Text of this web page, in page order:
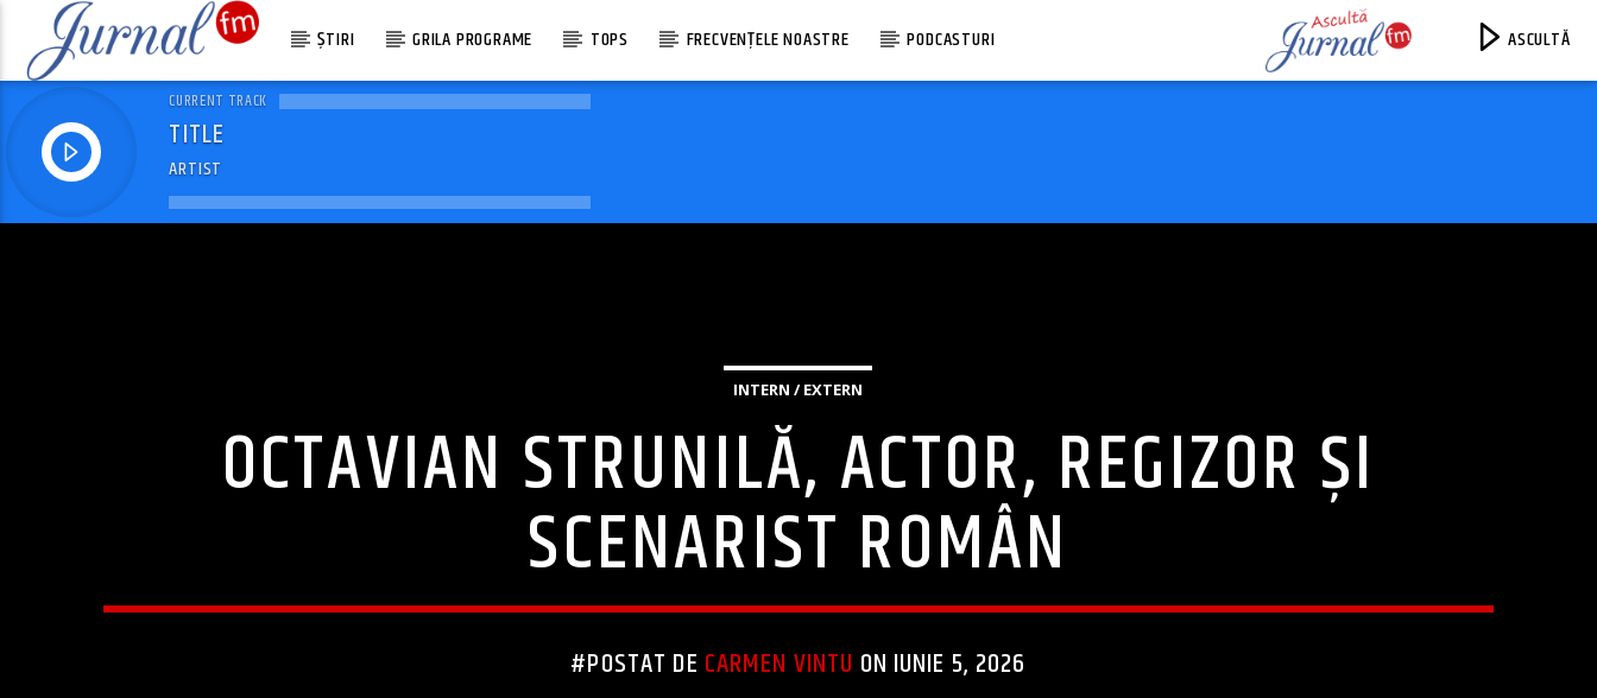
ȘTIRI GRILA PROGRAME TOPS FRECVENȚELE NOASTRE PODCASTURI ASCULTĂ
CURRENT TRACK
TITLE
ARTIST
INTERN / EXTERN
OCTAVIAN STRUNILĂ, ACTOR, REGIZOR ȘI
SCENARIST ROMÂN
#POSTAT DE CARMEN VINTU ON IUNIE 5, 2026